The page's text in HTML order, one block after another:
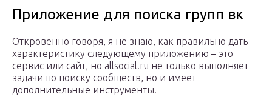
Приложение для поиска групп вк
Откровенно говоря, я не знаю, как правильно дать
характеристику следующему приложению – это
сервис или сайт, но allsocial.ru не только выполняет
задачи по поиску сообществ, но и имеет
дополнительные инструменты.